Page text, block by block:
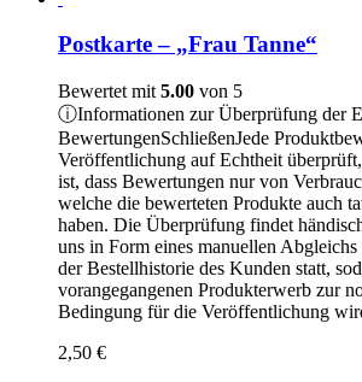
mehrere
auf.
Die
Optionen
können
auf
der
Produktseite
gewählt
werden
Postkarte – „Frau Tanne“
Bewertet mit 5.00 von 5
ⓘInformationen zur Überprüfung der
BewertungenSchließenJede
Veröffentlichung auf Echtheit
ist, dass Bewertungen nur von
welche die bewerteten Produkte auch
haben. Die Überprüfung findet
uns in Form eines manuellen
der Bestellhistorie des Kunden statt,
vorangegangenen Produkterwerb zur
Bedingung für die Veröffentlichung
2,50 €